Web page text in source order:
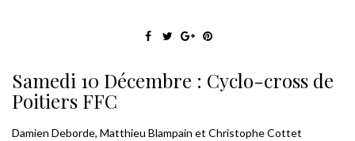
Samedi 10 Décembre : Cyclo-cross de
Poitiers FFC
Damien Deborde, Matthieu Blampain et Christophe Cottet